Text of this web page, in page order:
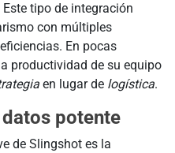
tipo de integración
con múltiples
En pocas
productividad de su equipo
en lugar de logística.
potente
de Slingshot es la